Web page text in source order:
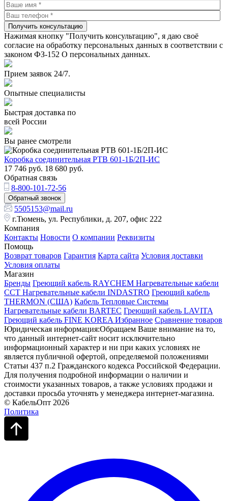
Получить консультацию
Нажимая кнопку "Получить консультацию", я даю своё
согласие на обработку персональных данных в соответствии с
законом ФЗ-152 О персональных данных.
Прием заявок 24/7.
Опытные специалисты
Быстрая доставка по
всей России
Вы ранее смотрели
Коробка соединительная РТВ 601-1Б/2П-ИС
17 746 руб. 18 680 руб.
Обратная связь
8-800-101-72-56
Обратный звонок
5505153@mail.ru
г.Тюмень, ул. Республики, д. 207, офис 222
Компания
Контакты Новости О компании Реквизиты
Помощь
Возврат товаров Гарантия Карта сайта Условия доставки
Условия оплаты
Магазин
Бренды Греющий кабель RAYCHEM Нагревательные кабели
ССТ Нагревательные кабели INDASTRO Греющий кабель
THERMON (США) Кабель Тепловые Системы
Нагревательные кабели BARTEC Греющий кабель LAVITA
Греющий кабель FINE KOREA Избранное Сравнение товаров
Юридическая информация:Обращаем Ваше внимание на то,
что данный интернет-сайт носит исключительно
информационный характер и ни при каких условиях не
является публичной офертой, определяемой положениями
Статьи 437 п.2 Гражданского кодекса Российской Федерации.
Для получения подробной информации о наличии и
стоимости указанных товаров, а также условиях продажи и
доставки просьба уточнять у менеджера интернет-магазина.
© КабельОпт 2026
Политика